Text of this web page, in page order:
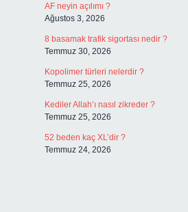
AF neyin açılımı ?
Ağustos 3, 2026
8 basamak trafik sigortası nedir ?
Temmuz 30, 2026
Kopolimer türleri nelerdir ?
Temmuz 25, 2026
Kediler Allah’ı nasıl zikreder ?
Temmuz 25, 2026
52 beden kaç XL’dir ?
Temmuz 24, 2026